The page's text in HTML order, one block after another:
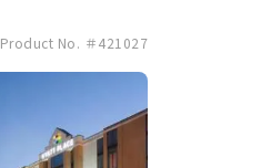
Product No. ＃421027